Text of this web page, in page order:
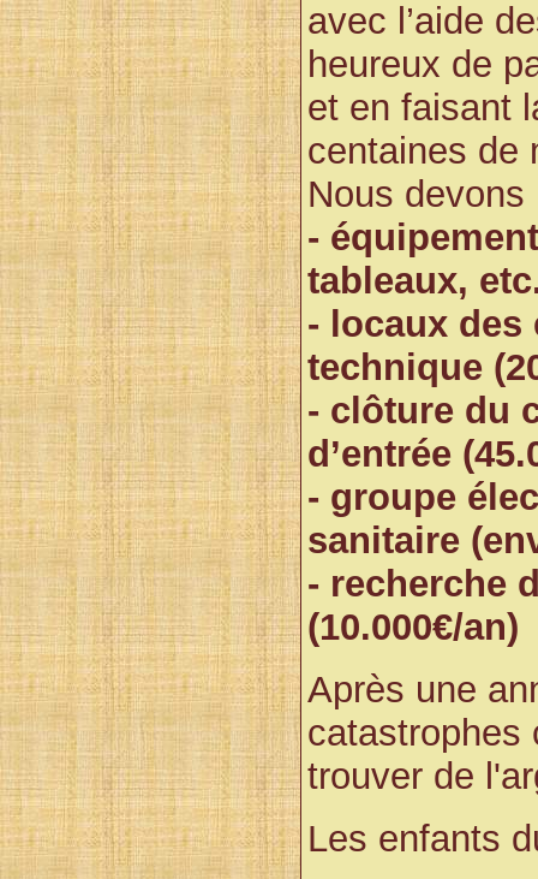
avec l’aide
heureux de
et en faisant
centaines de
Nous
-
tableaux, etc
- locaux des
technique
- clôture du
d’entrée
- groupe
sanitaire
- recherche
(10.000€/an)
Après une
catastrophes
trouver de
Les enfants